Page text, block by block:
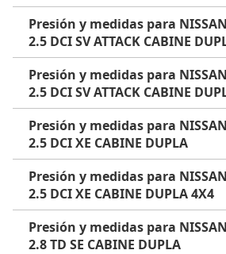
Presión y medidas para
2.5 DCI SV ATTACK CABINE
Presión y medidas para
2.5 DCI SV ATTACK CABINE
Presión y medidas para
2.5 DCI XE CABINE DUPLA
Presión y medidas para
2.5 DCI XE CABINE DUPLA 4X4
Presión y medidas para
2.8 TD SE CABINE DUPLA